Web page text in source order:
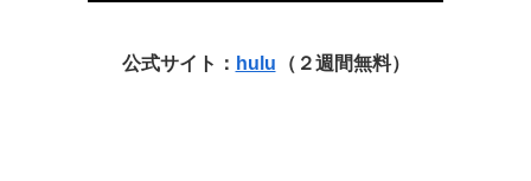
公式サイト： hulu （２週間無料）